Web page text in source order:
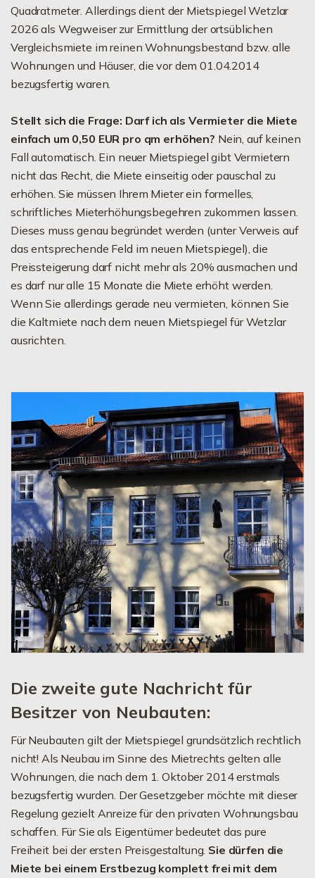
Quadratmeter. Allerdings dient der Mietspiegel Wetzlar
2026 als Wegweiser zur Ermittlung der ortsüblichen
Vergleichsmiete im reinen Wohnungsbestand bzw. alle
Wohnungen und Häuser, die vor dem 01.04.2014
bezugsfertig waren.
Stellt sich die Frage: Darf ich als Vermieter die Miete
einfach um 0,50 EUR pro qm erhöhen? Nein, auf keinen
Fall automatisch. Ein neuer Mietspiegel gibt Vermietern
nicht das Recht, die Miete einseitig oder pauschal zu
erhöhen. Sie müssen Ihrem Mieter ein formelles,
schriftliches Mieterhöhungsbegehren zukommen lassen.
Dieses muss genau begründet werden (unter Verweis auf
das entsprechende Feld im neuen Mietspiegel), die
Preissteigerung darf nicht mehr als 20% ausmachen und
es darf nur alle 15 Monate die Miete erhöht werden.
Wenn Sie allerdings gerade neu vermieten, können Sie
die Kaltmiete nach dem neuen Mietspiegel für Wetzlar
ausrichten.
Die zweite gute Nachricht für
Besitzer von Neubauten:
Für Neubauten gilt der Mietspiegel grundsätzlich rechtlich
nicht! Als Neubau im Sinne des Mietrechts gelten alle
Wohnungen, die nach dem 1. Oktober 2014 erstmals
bezugsfertig wurden. Der Gesetzgeber möchte mit dieser
Regelung gezielt Anreize für den privaten Wohnungsbau
schaffen. Für Sie als Eigentümer bedeutet das pure
Freiheit bei der ersten Preisgestaltung. Sie dürfen die
Miete bei einem Erstbezug komplett frei mit dem